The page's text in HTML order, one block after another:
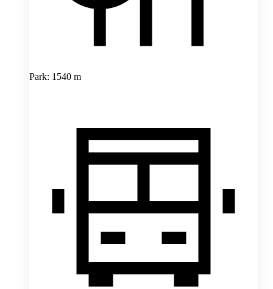
Park: 1540 m